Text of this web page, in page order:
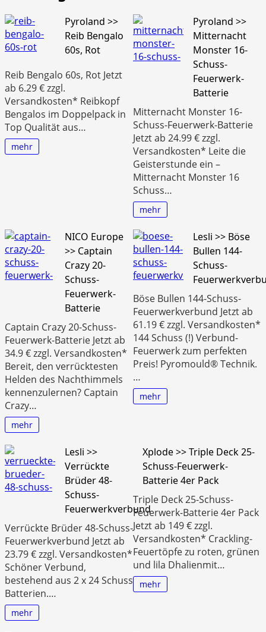
Pyroland >>
Reib Bengalo
60s, Rot
Reib Bengalo 60s, Rot Jetzt
ab 6.29 € zzgl.
Versandkosten* Reibkopf
Bengalos im Doppelpack in
Top Qualität aus…
mehr
Pyroland >>
Mitternacht
Monster 16-
Schuss-
Feuerwerk-
Batterie
Mitternacht Monster 16-
Schuss-Feuerwerk-Batterie
Jetzt ab 24.99 € zzgl.
Versandkosten* Leite die
Geisterstunde ein –
Mitternacht Monster 16
Schuss…
mehr
NICO Europe
>> Captain
Crazy 20-
Schuss-
Feuerwerk-
Batterie
Captain Crazy 20-Schuss-
Feuerwerk-Batterie Jetzt ab
34.9 € zzgl. Versandkosten*
Bereit, den verrücktesten
Helden des Nachthimmels
kennenzulernen? Captain
Crazy…
mehr
Lesli >> Böse
Bullen 144-
Schuss-
Böse Bullen 144-Schuss-
Feuerwerkverbund Jetzt ab
61.19 € zzgl. Versandkosten*
144 Schuss (!) Verbund-
Feuerwerk zum perfekten
Preis! Pyromould® Technik.
…
mehr
Lesli >>
Verrückte
Brüder 48-
Schuss-
Feuerwerkverbund
Verrückte Brüder 48-Schuss-
Feuerwerkverbund Jetzt ab
23.79 € zzgl. Versandkosten*
Schöner Verbund,
bestehend aus 2 x 24 Schuss
Batterien.…
mehr
Xplode >> Triple Deck 25-
Schuss-Feuerwerk-
Batterie 4er Pack
Triple Deck 25-Schuss-
Feuerwerk-Batterie 4er Pack
Jetzt ab 149 € zzgl.
Versandkosten* Crackling-
Feuertöpfe zu roten, grünen
und lila Dhalienmit…
mehr